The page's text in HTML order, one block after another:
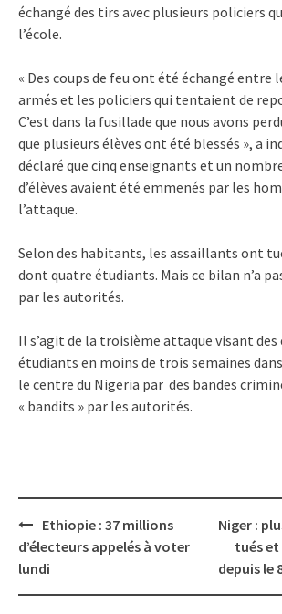
échangé des tirs avec plusieurs policiers
l’école.
« Des coups de feu ont été échangé entre
armés et les policiers qui tentaient de
C’est dans la fusillade que nous avons
que plusieurs élèves ont été blessés », a
déclaré que cinq enseignants et un
d’élèves avaient été emmenés par les
l’attaque.
Selon des habitants, les assaillants ont
dont quatre étudiants. Mais ce bilan n’a
par les autorités.
Il s’agit de la troisième attaque visant des
étudiants en moins de trois semaines
le centre du Nigeria par des bandes
« bandits » par les autorités.
Post
navigation
Ethiopie : 37 millions
d’électeurs appelés à voter
lundi
Niger :
tués
depuis le